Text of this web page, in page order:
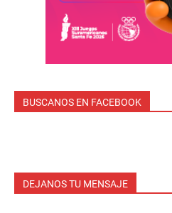
BUSCANOS EN FACEBOOK
DEJANOS TU MENSAJE